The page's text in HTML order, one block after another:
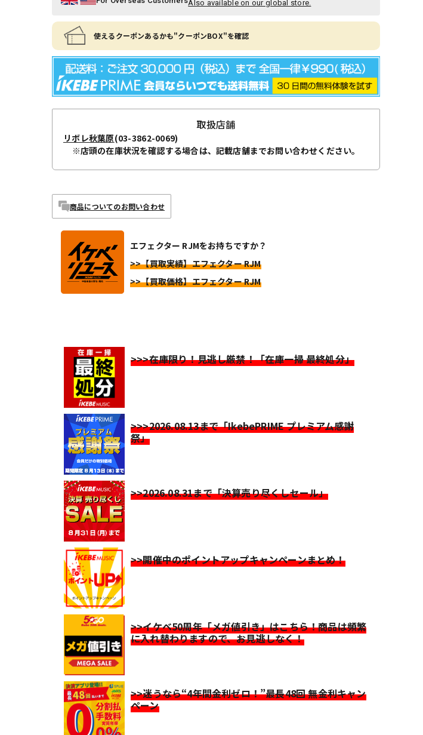
Also available on our global store.
使えるクーポンあるかも"クーポンBOX"を確認
取扱店舗
リボレ秋葉原(03-3862-0069)
※店頭の在庫状況を確認する場合は、記載店舗までお問い合わせください。
商品についてのお問い合わせ
エフェクター RJMをお持ちですか？
>>【買取実績】エフェクター RJM
>>【買取価格】エフェクター RJM
>>>在庫限り！見逃し厳禁！「在庫一掃 最終処分」
>>>2026.08.13まで「IkebePRIME プレミアム感謝
祭」
>>2026.08.31まで「決算売り尽くしセール」
>>開催中のポイントアップキャンペーンまとめ！
>>イケベ50周年「メガ値引き」はこちら！商品は頻繁
に入れ替わりますので、お見逃しなく！
>>迷うなら“4年間金利ゼロ！”最長48回 無金利キャン
ペーン